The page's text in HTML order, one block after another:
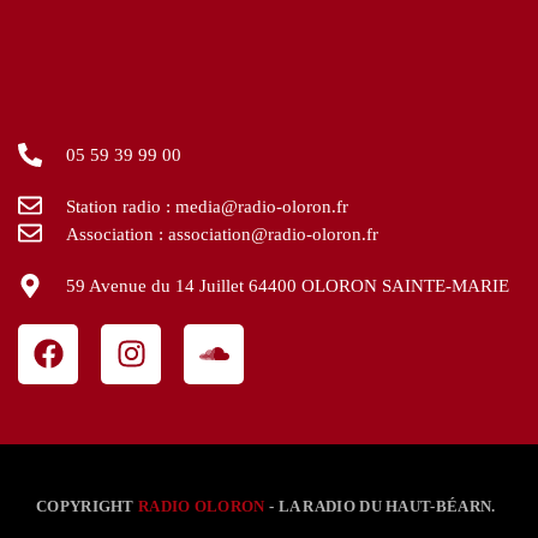
05 59 39 99 00
Station radio : media@radio-oloron.fr
Association : association@radio-oloron.fr
59 Avenue du 14 Juillet 64400 OLORON SAINTE-MARIE
COPYRIGHTRADIO OLORON - LA RADIO DU HAUT-BÉARN.